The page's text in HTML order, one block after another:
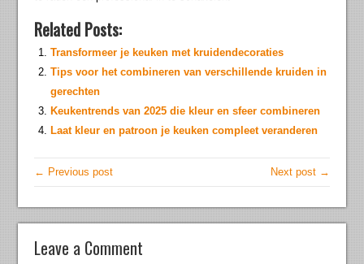
Related Posts:
Transformeer je keuken met kruidendecoraties
Tips voor het combineren van verschillende kruiden in
gerechten
Keukentrends van 2025 die kleur en sfeer combineren
Laat kleur en patroon je keuken compleet veranderen
← Previous post Next post →
Leave a Comment